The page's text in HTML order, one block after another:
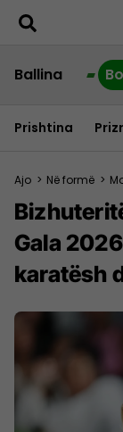
Ballina
Prishtina
Ajo > Në formë >
Gala
karatësh